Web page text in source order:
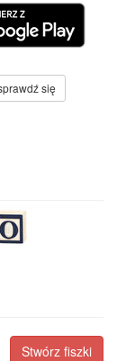
się
Stwórz fiszki